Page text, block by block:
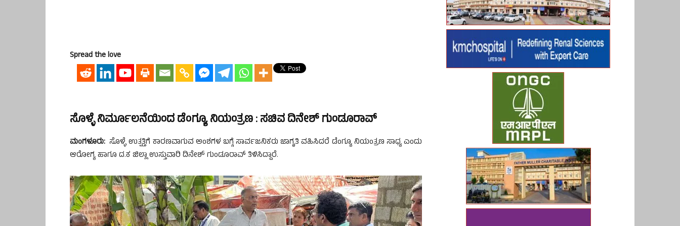
Spread the love
ಸೊಳ್ಳೆ ನಿರ್ಮೂಲನೆಯಿಂದ ಡೆಂಗ್ಯೂ ನಿಯಂತ್ರಣ : ಸಚಿವ ದಿನೇಶ್ ಗುಂಡೂರಾವ್
ಮಂಗಳೂರು: ಸೊಳ್ಳೆ ಉತ್ಪತ್ತಿಗೆ ಕಾರಣವಾಗುವ ಅಂಶಗಳ ಬಗ್ಗೆ ಸಾರ್ವಜನಿಕರು ಜಾಗೃತಿ ವಹಿಸಿದರೆ ಡೆಂಗ್ಯೂ ನಿಯಂತ್ರಣ ಸಾಧ್ಯ ಎಂದು
ಆರೋಗ್ಯ ಹಾಗೂ ದ.ಕ ಜಿಲ್ಲಾ ಉಸ್ತುವಾರಿ ದಿನೇಶ್ ಗುಂಡೂರಾವ್ ತಿಳಿಸಿದ್ದಾರೆ.